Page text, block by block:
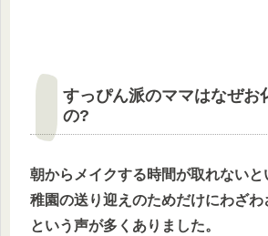
すっぴん派のママはなぜお
の?
朝からメイクする時間が取れない
稚園の送り迎えのためだけにわざ
という声が多くありました。